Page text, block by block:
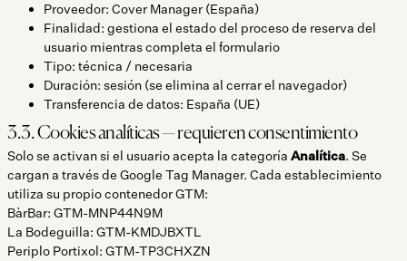
Proveedor: Cover Manager (España)
Finalidad: gestiona el estado del proceso de reserva del
usuario mientras completa el formulario
Tipo: técnica / necesaria
Duración: sesión (se elimina al cerrar el navegador)
Transferencia de datos: España (UE)
3.3. Cookies analíticas — requieren consentimiento
Solo se activan si el usuario acepta la categoría Analítica. Se
cargan a través de Google Tag Manager. Cada establecimiento
utiliza su propio contenedor GTM:
BàrBar: GTM-MNP44N9M
La Bodeguilla: GTM-KMDJBXTL
Periplo Portixol: GTM-TP3CHXZN